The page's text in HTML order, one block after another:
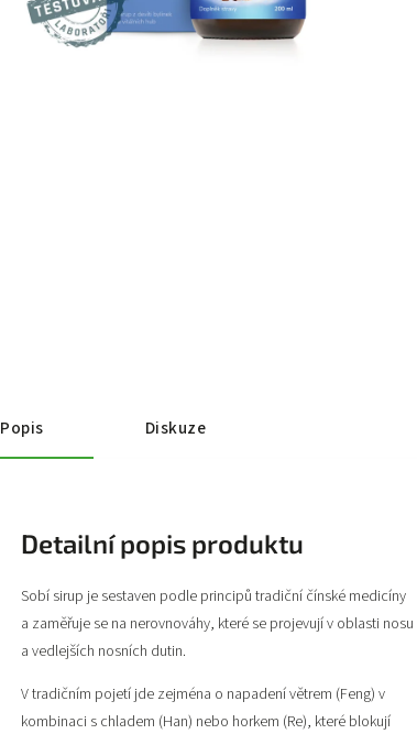
Popis Diskuze
Detailní popis produktu
Sobí sirup je sestaven podle principů tradiční čínské medicíny
a zaměřuje se na nerovnováhy, které se projevují v oblasti nosu
a vedlejších nosních dutin.
V tradičním pojetí jde zejména o napadení větrem (Feng) v
kombinaci s chladem (Han) nebo horkem (Re), které blokují